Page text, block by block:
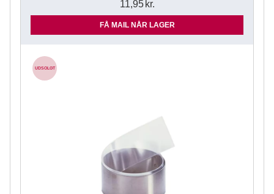
11,95 kr.
FÅ MAIL NÅR LAGER
UDSOLGT